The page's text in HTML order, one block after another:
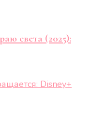
света (2025):